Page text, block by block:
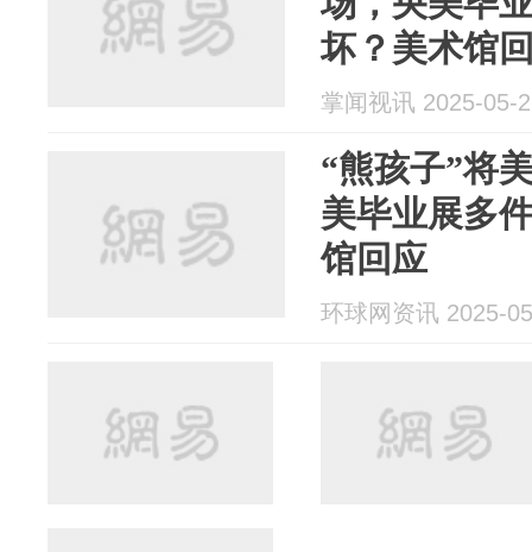
坏？美术馆
掌闻视讯 2025-05-
“熊孩子”将
美毕业展多
馆回应
环球网资讯 2025-